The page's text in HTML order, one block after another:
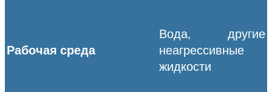
Рабочая среда
Вода, другие
неагрессивные
жидкости